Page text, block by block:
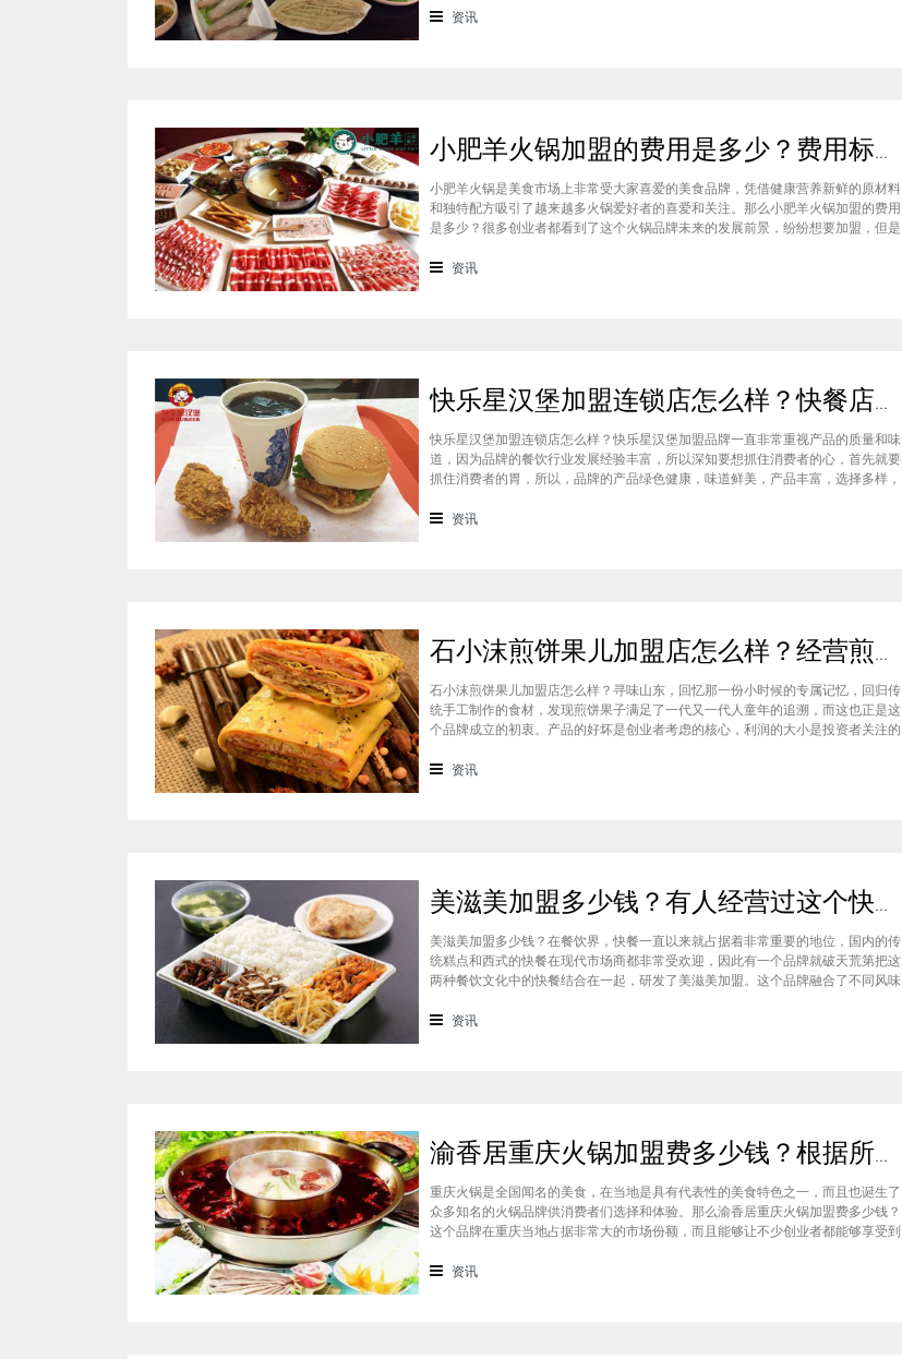
准，袁老四火锅加盟至少要有50万资金你准备好了吗？加盟袁老四火锅加盟费要
资讯
小肥羊火锅加盟的费用是多少？费用标准如下看你是否符合加盟资格
小肥羊火锅是美食市场上非常受大家喜爱的美食品牌，凭借健康营养新鲜的原材料
和独特配方吸引了越来越多火锅爱好者的喜爱和关注。那么小肥羊火锅加盟的费用
是多少？很多创业者都看到了这个火锅品牌未来的发展前景，纷纷想要加盟，但是
火锅加盟的费用情况让创业者拥有更多信息。创业是现在非常热门的项目，很多有
资讯
快乐星汉堡加盟连锁店怎么样？快餐店中产品口味如何？
快乐星汉堡加盟连锁店怎么样？快乐星汉堡加盟品牌一直非常重视产品的质量和味
道，因为品牌的餐饮行业发展经验丰富，所以深知要想抓住消费者的心，首先就要
抓住消费者的胃，所以，品牌的产品绿色健康，味道鲜美，产品丰富，选择多样，
一下这个汉堡品牌加盟费多少钱？快乐星汉堡加盟连锁店怎么样？这个品牌在市场
资讯
石小沫煎饼果儿加盟店怎么样？经营煎饼果子店利润如何
石小沫煎饼果儿加盟店怎么样？寻味山东，回忆那一份小时候的专属记忆，回归传
统手工制作的食材，发现煎饼果子满足了一代又一代人童年的追溯，而这也正是这
个品牌成立的初衷。产品的好坏是创业者考虑的核心，利润的大小是投资者关注的
盟？能赚钱吗？下面小编将为大家解答这些问题。石小沫煎饼果儿加盟店怎么样？
资讯
美滋美加盟多少钱？有人经营过这个快餐品牌吗
美滋美加盟多少钱？在餐饮界，快餐一直以来就占据着非常重要的地位，国内的传
统糕点和西式的快餐在现代市场商都非常受欢迎，因此有一个品牌就破天荒第把这
两种餐饮文化中的快餐结合在一起，研发了美滋美加盟。这个品牌融合了不同风味
盟多少钱？这个品牌是进来十分火爆的一个餐饮品牌，它诞生于仟吉快餐加盟管理
资讯
渝香居重庆火锅加盟费多少钱？根据所在城市进行规划非常合适创业
重庆火锅是全国闻名的美食，在当地是具有代表性的美食特色之一，而且也诞生了
众多知名的火锅品牌供消费者们选择和体验。那么渝香居重庆火锅加盟费多少钱？
这个品牌在重庆当地占据非常大的市场份额，而且能够让不少创业者都能够享受到
的，渝香居重庆火锅加盟成为了大家心中非常合适的创业项目。重庆是一个美食遍
资讯